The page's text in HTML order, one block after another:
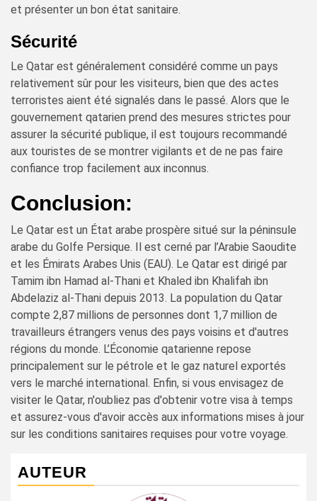
et présenter un bon état sanitaire.
Sécurité
Le Qatar est généralement considéré comme un pays
relativement sûr pour les visiteurs, bien que des actes
terroristes aient été signalés dans le passé. Alors que le
gouvernement qatarien prend des mesures strictes pour
assurer la sécurité publique, il est toujours recommandé
aux touristes de se montrer vigilants et de ne pas faire
confiance trop facilement aux inconnus.
Conclusion:
Le Qatar est un État arabe prospère situé sur la péninsule
arabe du Golfe Persique. Il est cerné par l’Arabie Saoudite
et les Émirats Arabes Unis (EAU). Le Qatar est dirigé par
Tamim ibn Hamad al-Thani et Khaled ibn Khalifah ibn
Abdelaziz al-Thani depuis 2013. La population du Qatar
compte 2,87 millions de personnes dont 1,7 million de
travailleurs étrangers venus des pays voisins et d'autres
régions du monde. L’Économie qatarienne repose
principalement sur le pétrole et le gaz naturel exportés
vers le marché international. Enfin, si vous envisagez de
visiter le Qatar, n'oubliez pas d'obtenir votre visa à temps
et assurez-vous d'avoir accès aux informations mises à jour
sur les conditions sanitaires requises pour votre voyage.
AUTEUR